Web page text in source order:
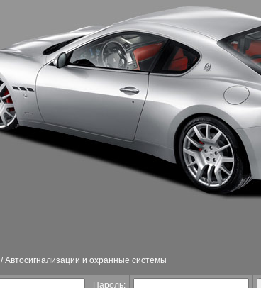
/ Автосигнализации и охранные системы
Пароль: